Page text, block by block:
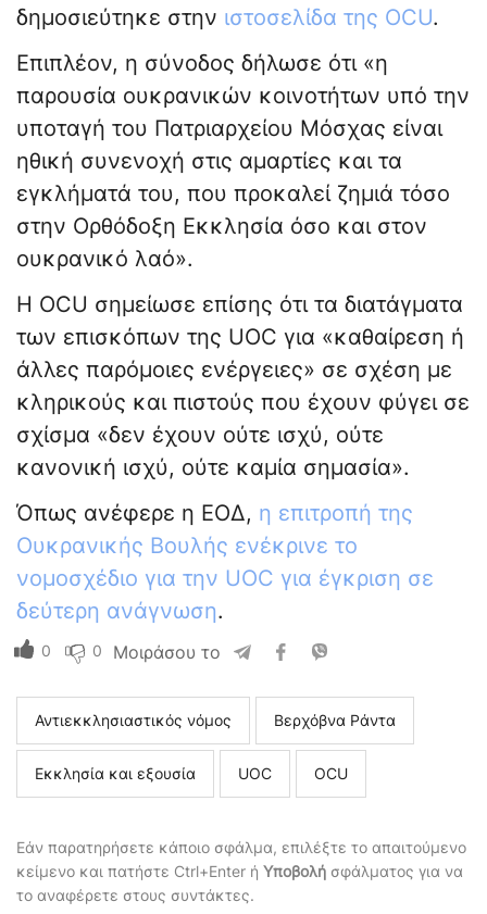
δημοσιεύτηκε στην ιστοσελίδα της OCU.
Επιπλέον, η σύνοδος δήλωσε ότι «η
παρουσία ουκρανικών κοινοτήτων υπό την
υποταγή του Πατριαρχείου Μόσχας είναι
ηθική συνενοχή στις αμαρτίες και τα
εγκλήματά του, που προκαλεί ζημιά τόσο
στην Ορθόδοξη Εκκλησία όσο και στον
ουκρανικό λαό».
Η OCU σημείωσε επίσης ότι τα διατάγματα
των επισκόπων της UOC για «καθαίρεση ή
άλλες παρόμοιες ενέργειες» σε σχέση με
κληρικούς και πιστούς που έχουν φύγει σε
σχίσμα «δεν έχουν ούτε ισχύ, ούτε
κανονική ισχύ, ούτε καμία σημασία».
Όπως ανέφερε η ΕΟΔ, η επιτροπή της
Ουκρανικής Βουλής ενέκρινε το
νομοσχέδιο για την UOC για έγκριση σε
δεύτερη ανάγνωση.
0 0 Μοιράσου το
Αντιεκκλησιαστικός νόμος Βερχόβνα Ράντα
Εκκλησία και εξουσία UOC ΟCU
Εάν παρατηρήσετε κάποιο σφάλμα, επιλέξτε το απαιτούμενο
κείμενο και πατήστε Ctrl+Enter ή Υποβολή σφάλματος για να
το αναφέρετε στους συντάκτες.